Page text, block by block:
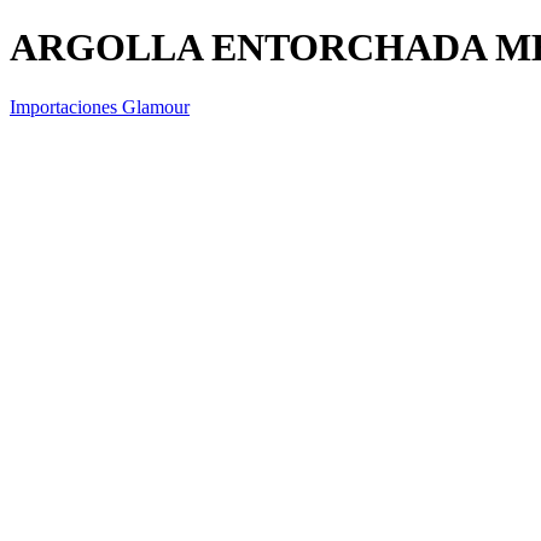
ARGOLLA ENTORCHADA
Importaciones Glamour